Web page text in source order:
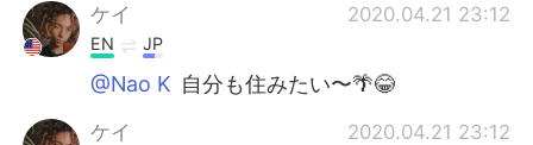
ケイ 2020.04.21 23:12
EN JP
@Nao K 自分も住みたい〜🌴😂
ケイ 2020.04.21 23:12